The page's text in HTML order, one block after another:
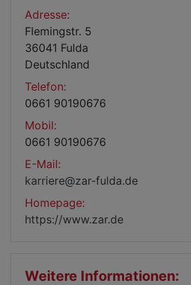
Adresse:
Flemingstr. 5
36041 Fulda
Deutschland
Telefon:
0661 90190676
Mobil:
0661 90190676
E-Mail:
karriere@zar-fulda.de
Homepage:
https://www.zar.de
Weitere Informationen: